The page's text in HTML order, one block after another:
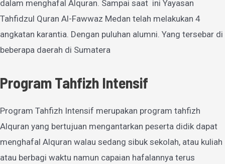
dalam menghafal Alquran. Sampai saat ini Yayasan
Tahfidzul Quran Al-Fawwaz Medan telah melakukan 4
angkatan karantia. Dengan puluhan alumni. Yang tersebar di
beberapa daerah di Sumatera
Program Tahfizh Intensif
Program Tahfizh Intensif merupakan program tahfizh
Alquran yang bertujuan mengantarkan peserta didik dapat
menghafal Alquran walau sedang sibuk sekolah, atau kuliah
atau berbagi waktu namun capaian hafalannya terus